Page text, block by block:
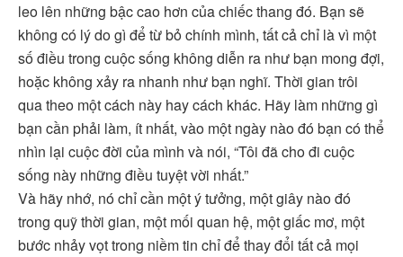
leo lên những bậc cao hơn của chiếc thang đó. Bạn sẽ
không có lý do gì để từ bỏ chính mình, tất cả chỉ là vì một
số điều trong cuộc sống không diễn ra như bạn mong đợi,
hoặc không xảy ra nhanh như bạn nghĩ. Thời gian trôi
qua theo một cách này hay cách khác. Hãy làm những gì
bạn cần phải làm, ít nhất, vào một ngày nào đó bạn có thể
nhìn lại cuộc đời của mình và nói, “Tôi đã cho đi cuộc
sống này những điều tuyệt vời nhất.”
Và hãy nhớ, nó chỉ cần một ý tưởng, một giây nào đó
trong quỹ thời gian, một mối quan hệ, một giấc mơ, một
bước nhảy vọt trong niềm tin chỉ để thay đổi tất cả mọi